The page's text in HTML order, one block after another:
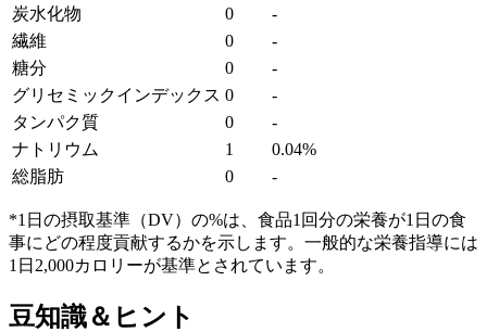
炭水化物
0
-
繊維
0
-
糖分
0
-
グリセミックインデックス 0
-
タンパク質
0
-
ナトリウム
1
0.04%
総脂肪
0 -
*1日の摂取基準（DV）の%は、食品1回分の栄養が1日の食
事にどの程度貢献するかを示します。一般的な栄養指導には
1日2,000カロリーが基準とされています。
豆知識＆ヒント